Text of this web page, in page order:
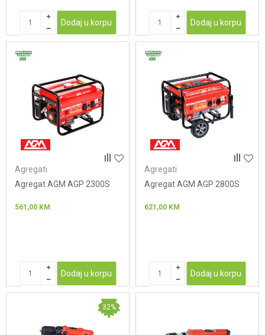
Dodaj u korpu Dodaj u korpu
Agregati
Agregat AGM AGP 2300S
561,00 KM
Dodaj u korpu
Agregati
Agregat AGM AGP 2800S
621,00 KM
Dodaj u korpu
32%